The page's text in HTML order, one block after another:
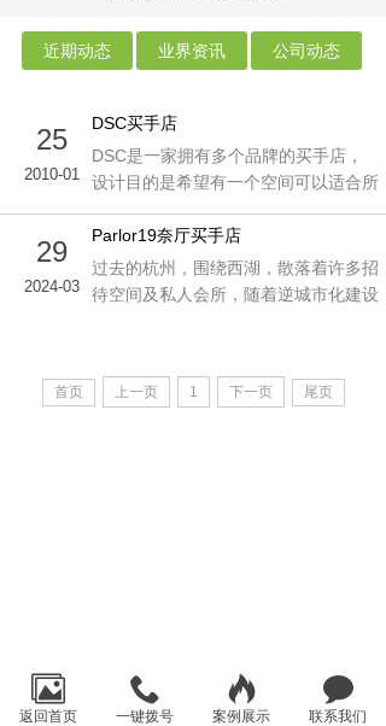
近期动态 业界资讯 公司动态
25
2010-01
DSC买手店
DSC是一家拥有多个品牌的买手店，
设计目的是希望有一个空间可以适合所
样。在理解设计需求的基础上，我们意
识到DSC会是一间拥有多种材料
29
2024-03
Parlor19奈厅买手店
过去的杭州，围绕西湖，散落着许多招
待空间及私人会所，随着逆城市化建设
自然区位成为这个项目中好大的挑
战。
首页 上一页 1 下一页 尾页
返回首页 一键拨号 案例展示 联系我们